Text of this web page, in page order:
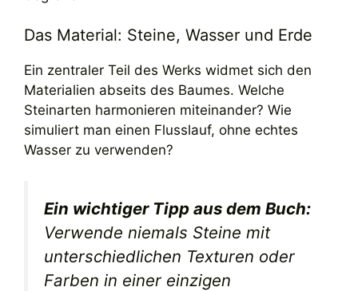
Das Material: Steine, Wasser und Erde
Ein zentraler Teil des Werks widmet sich den
Materialien abseits des Baumes. Welche
Steinarten harmonieren miteinander? Wie
simuliert man einen Flusslauf, ohne echtes
Wasser zu verwenden?
Ein wichtiger Tipp aus dem Buch:
Verwende niemals Steine mit
unterschiedlichen Texturen oder
Farben in einer einzigen